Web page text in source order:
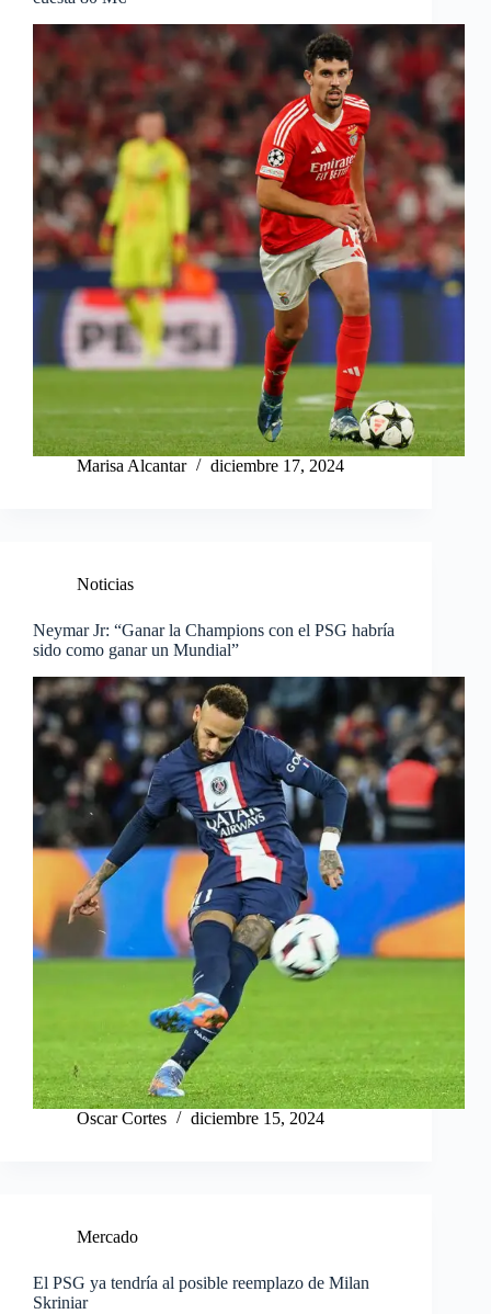
Marisa Alcantar diciembre 17, 2024
Noticias
Neymar Jr: “Ganar la Champions con el PSG habría
sido como ganar un Mundial”
Oscar Cortes diciembre 15, 2024
Mercado
El PSG ya tendría al posible reemplazo de Milan
Skriniar